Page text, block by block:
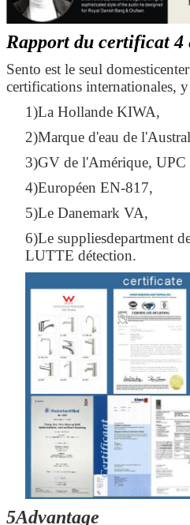
Rapport du certificat 4
Sento est le seul
certifications internationales,
1)La Hollande KIWA,
2)Marque d'eau de
3)GV de l'Amérique, UPC
4)Européen EN-817,
5)Le Danemark VA,
6)Le suppliesdepartment
LUTTE détection.
5Advantage